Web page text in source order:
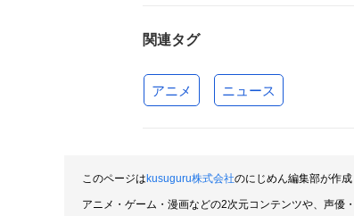
関連タグ
アニメ ニュース
このページはkusuguru株式会社のにじめん編集部が作
アニメ・ゲーム・漫画などの2次元コンテンツや、声優